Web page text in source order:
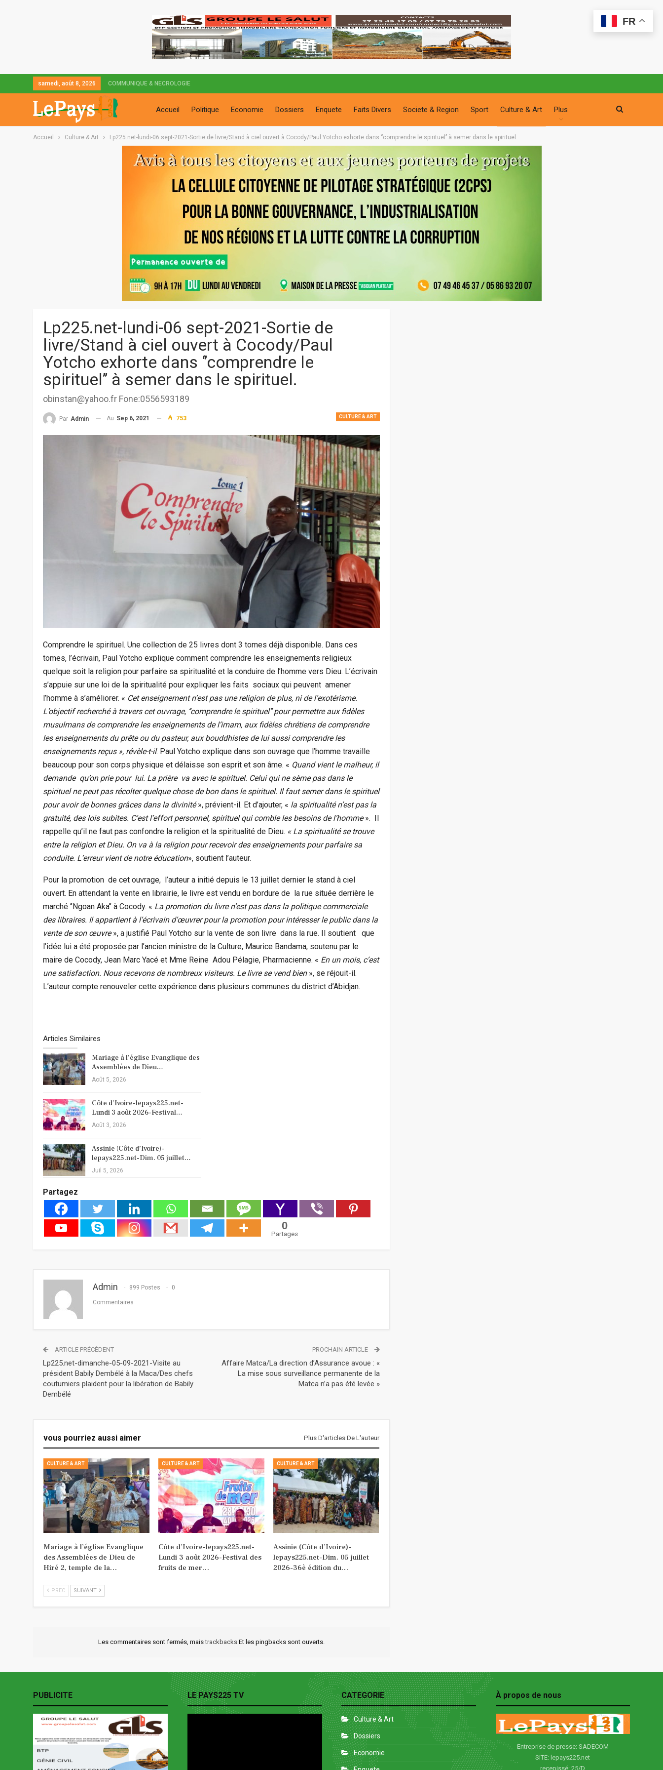
samedi, août 8, 2026 COMMUNIQUE & NECROLOGIE
Accueil Politique Economie Dossiers Enquete Faits Divers Societe & Region Sport Culture & Art Plus
Accueil Culture & Art Lp225.net-lundi-06 sept-2021-Sortie de livre/Stand à ciel ouvert à Cocody/Paul Yotcho exhorte dans ‘’comprendre le spirituel’’ à semer dans le spirituel.
Lp225.net-lundi-06 sept-2021-Sortie de
livre/Stand à ciel ouvert à Cocody/Paul
Yotcho exhorte dans ‘’comprendre le
spirituel’’ à semer dans le spirituel.
obinstan@yahoo.fr Fone:0556593189
CULTURE & ART
Par Admin Au Sep 6, 2021 753
Comprendre le spirituel. Une collection de 25 livres dont 3 tomes déjà disponible. Dans ces
tomes, l’écrivain, Paul Yotcho explique comment comprendre les enseignements religieux
quelque soit la religion pour parfaire sa spiritualité et la conduire de l’homme vers Dieu. L’écrivain
s’appuie sur une loi de la spiritualité pour expliquer les faits sociaux qui peuvent amener
l’homme à s’améliorer. « Cet enseignement n’est pas une religion de plus, ni de l’exotérisme.
L’objectif recherché à travers cet ouvrage, ‘’comprendre le spirituel’’ pour permettre aux fidèles
musulmans de comprendre les enseignements de l’imam, aux fidèles chrétiens de comprendre
les enseignements du prête ou du pasteur, aux bouddhistes de lui aussi comprendre les
enseignements reçus », révèle-t-il. Paul Yotcho explique dans son ouvrage que l’homme travaille
beaucoup pour son corps physique et délaisse son esprit et son âme. « Quand vient le malheur, il
demande qu’on prie pour lui. La prière va avec le spirituel. Celui qui ne sème pas dans le
spirituel ne peut pas récolter quelque chose de bon dans le spirituel. Il faut semer dans le spirituel
pour avoir de bonnes grâces dans la divinité», prévient-il. Et d’ajouter, « la spiritualité n’est pas la
gratuité, des lois subites. C’est l’effort personnel, spirituel qui comble les besoins de l’homme». Il
rappelle qu’il ne faut pas confondre la religion et la spiritualité de Dieu. « La spiritualité se trouve
entre la religion et Dieu. On va à la religion pour recevoir des enseignements pour parfaire sa
conduite. L’erreur vient de notre éducation», soutient l’auteur.
Pour la promotion de cet ouvrage, l’auteur a initié depuis le 13 juillet dernier le stand à ciel
ouvert. En attendant la vente en librairie, le livre est vendu en bordure de la rue située derrière le
marché ‘’Ngoan Aka’’ à Cocody. « La promotion du livre n’est pas dans la politique commerciale
des libraires. Il appartient à l’écrivain d’œuvrer pour la promotion pour intéresser le public dans la
vente de son œuvre», a justifié Paul Yotcho sur la vente de son livre dans la rue. Il soutient que
l’idée lui a été proposée par l’ancien ministre de la Culture, Maurice Bandama, soutenu par le
maire de Cocody, Jean Marc Yacé et Mme Reine Adou Pélagie, Pharmacienne. « En un mois, c’est
une satisfaction. Nous recevons de nombreux visiteurs. Le livre se vend bien», se réjouit-il.
L’auteur compte renouveler cette expérience dans plusieurs communes du district d’Abidjan.
Articles Similaires
Mariage à l’église Evanglique des
Assemblées de Dieu…
Août 5, 2026
Côte d’Ivoire-lepays225.net-
Lundi 3 août 2026-Festival…
Août 3, 2026
Assinie (Côte d’Ivoire)-
lepays225.net-Dim. 05 juillet…
Juil 5, 2026
Partagez
0
Partages
Admin 899 Postes 0
Commentaires
ARTICLE PRÉCÉDENT
Lp225.net-dimanche-05-09-2021-Visite au
président Babily Dembélé à la Maca/Des chefs
coutumiers plaident pour la libération de Babily
Dembélé
PROCHAIN ARTICLE
Affaire Matca/La direction d’Assurance avoue : «
La mise sous surveillance permanente de la
Matca n’a pas été levée »
vous pourriez aussi aimer Plus D'articles De L'auteur
CULTURE & ART
Mariage à l’église Evanglique
des Assemblées de Dieu de
Hiré 2, temple de la…
CULTURE & ART
Côte d’Ivoire-lepays225.net-
Lundi 3 août 2026-Festival des
fruits de mer…
CULTURE & ART
Assinie (Côte d’Ivoire)-
lepays225.net-Dim. 05 juillet
2026-36è édition du…
PREC SUIVANT
Les commentaires sont fermés, maistrackbacks Et les pingbacks sont ouverts.
PUBLICITE LE PAYS225 TV CATEGORIE
Culture & Art
Dossiers
Economie
À propos de nous
Entreprise de presse: SADECOM
SITE: lepays225.net
recepissé: 25/D
FR